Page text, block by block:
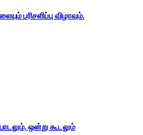
பரிசளிப்பு விழாவும்.
ஒன்று கூடலும்